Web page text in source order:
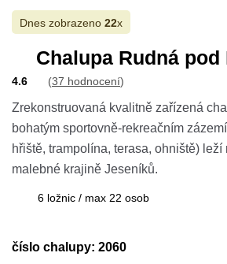
Dnes zobrazeno 22x
Chalupa Rudná pod
4.6 (37 hodnocení)
Zrekonstruovaná kvalitně zařízená
bohatým sportovně-rekreačním
hřiště, trampolína, terasa, ohniště) leží
malebné krajině Jeseníků.
6 ložnic / max 22 osob
číslo chalupy: 2060